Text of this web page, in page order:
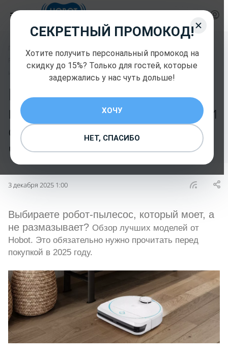
Главная
Робот, который отлично моет пол: 4 лучших модели от Hobot для
идеальной чистоты
Робот, который отлично
моет пол: 4 лучших модели
от Hobot для идеальной
чистоты
3 декабря 2025 1:00
Выбираете робот-пылесос, который моет, а
не размазывает? Обзор лучших моделей от
Hobot. Это обязательно нужно прочитать перед
покупкой в 2025 году.
СЕКРЕТНЫЙ ПРОМОКОД!
Хотите получить персональный промокод на
скидку до 15%? Только для гостей, которые
задержались у нас чуть дольше!
ХОЧУ
НЕТ, СПАСИБО